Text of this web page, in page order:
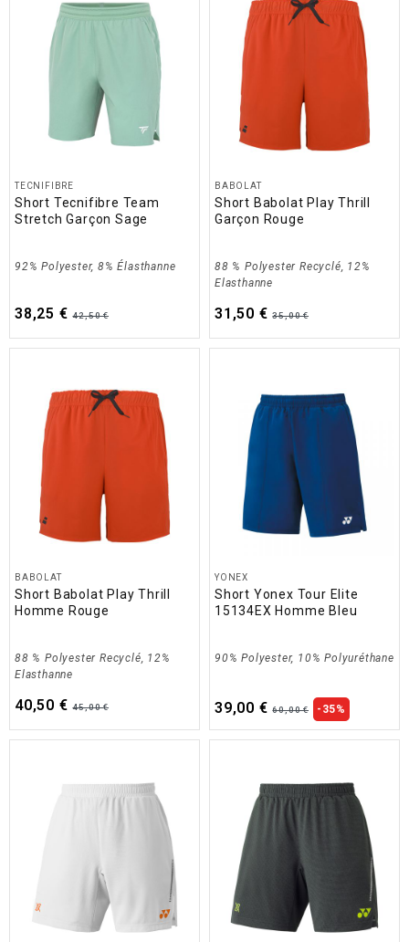
TECNIFIBRE
Short Tecnifibre Team
Stretch Garçon Sage
92% Polyester, 8% Élasthanne
38,25 € 42,50 €
BABOLAT
Short Babolat Play Thrill
Garçon Rouge
88 % Polyester Recyclé, 12%
Elasthanne
31,50 € 35,00 €
BABOLAT
Short Babolat Play Thrill
Homme Rouge
88 % Polyester Recyclé, 12%
Elasthanne
40,50 € 45,00 €
YONEX
Short Yonex Tour Elite
15134EX Homme Bleu
90% Polyester, 10% Polyuréthane
39,00 € 60,00 € -35%